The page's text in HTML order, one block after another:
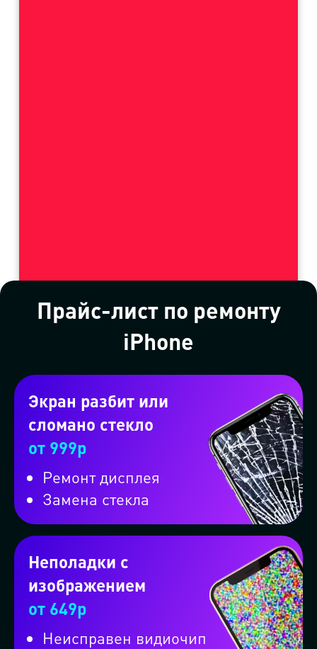
Прайс-лист по ремонту
iPhone
Экран разбит или
сломано стекло
от 999р
Ремонт дисплея
Замена стекла
Неполадки с
изображением
от 649р
Неисправен видиочип